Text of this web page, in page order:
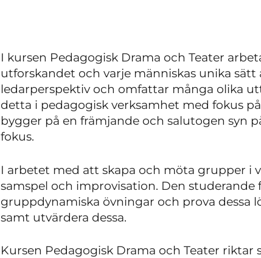
I kursen Pedagogisk Drama och Teater
utforskandet och varje människas unika
ledarperspektiv och omfattar många olika
detta i pedagogisk verksamhet med fokus
bygger på en främjande och salutogen syn
fokus.
I arbetet med att skapa och möta grupper i
samspel och improvisation. Den
gruppdynamiska övningar och prova dessa
samt utvärdera dessa.
Kursen Pedagogisk Drama och Teater